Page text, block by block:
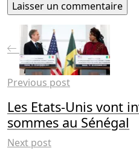
Previous post
Les Etats-Unis vont
sommes au Sénégal
Next post